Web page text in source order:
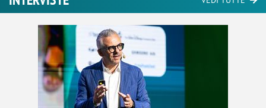
prodotti, per visualizzarne il contenuto.
La realtà aumentata consiste nel tracking di
un’immagine o di una forma del mondo reale a cui
viene collegato un contenuto digitale.
I VANTAGGI DEL PROXIMITY MARKETING